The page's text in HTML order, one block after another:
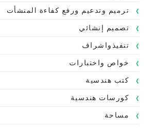
ترميم وتدعيم ورفع كفاءة المنشأت
تصميم إنشائي
تنفيذواشراف
خواص واختبارات
كتب هندسية
كورسات هندسية
مساحة